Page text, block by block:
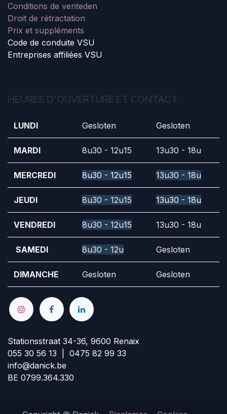
Conditions de venteden
Droit de rétractation
Prix et suppléments
Code de conduite VSU
Entreprises affiliées VSU
HEURES D'OUVERTURE ET CONTACT
LUNDI Gesloten Gesloten
MARDI 8u30 - 12u15 13u30 - 18u
MERCREDI 8u30 - 12u15 13u30 - 18u
JEUDI 8u30 - 12u15 13u30 - 18u
VENDREDI 8u30 - 12u15 13u30 - 18u
SAMEDI 8u30 - 12u Gesloten
DIMANCHE Gesloten Gesloten
Stationsstraat 34-36, 9600 Renaix
055 30 56 13 | 0475 82 99 33
info@danick.be
BE 0799.364.330